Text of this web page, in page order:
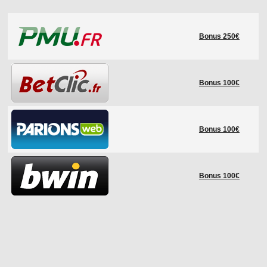
LES STADES
HISTORIQUE
COUPE DES CONFÉDÉRATIONS
Bonus 250€
Bonus 100€
Bonus 100€
Bonus 100€